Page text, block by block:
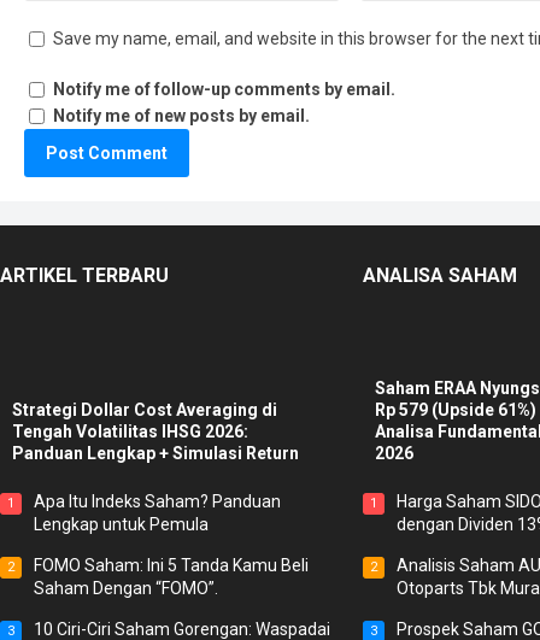
Save my name, email, and website in this browser for the next
Notify me of follow-up comments by email.
Notify me of new posts by email.
ARTIKEL TERBARU
Strategi Dollar Cost Averaging di
Tengah Volatilitas IHSG 2026:
Panduan Lengkap + Simulasi Return
1
Apa Itu Indeks Saham? Panduan
Lengkap untuk Pemula
2
FOMO Saham: Ini 5 Tanda Kamu Beli
Saham Dengan “FOMO”.
3
10 Ciri-Ciri Saham Gorengan: Waspadai
ANALISA SAHAM
Saham ERAA
Rp 579 (Upside
Analisa
2026
1
Harga Saham
dengan Dividen
2
Analisis Saham
Otoparts Tbk
3
Prospek Saham